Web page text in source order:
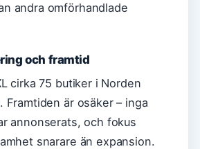
andra omförhandlade
och framtid
cirka 75 butiker i Norden
Framtiden är osäker – inga
annonserats, och fokus
snarare än expansion.